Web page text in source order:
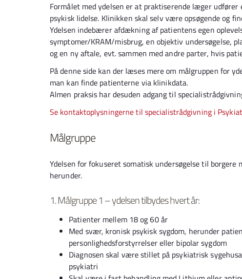
Formålet med ydelsen er at praktiserende læger
psykisk lidelse. Klinikken skal selv være opsøgende og
Ydelsen indebærer afdækning af patientens egen
symptomer/KRAM/misbrug, en objektiv undersøgelse,
og en ny aftale, evt. sammen med andre parter, hvis
På denne side kan der læses mere om målgruppen for
man kan finde patienterne via klinikdata.
Almen praksis har desuden adgang til
Se kontaktoplysningerne til specialistrådgivning i
Målgruppe
Ydelsen for fokuseret somatisk undersøgelse til
herunder.
1.Målgruppe 1 – ydelsen tilbydes hvert år:
Patienter mellem 18 og 60 år
Med svær, kronisk psykisk sygdom, herunder
personlighedsforstyrrelser eller bipolar sygdom
Diagnosen skal være stillet på psykiatrisk
psykiatri